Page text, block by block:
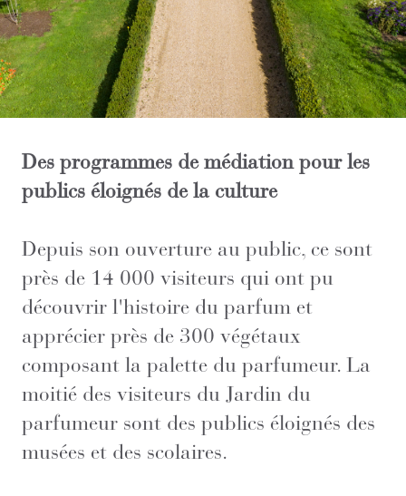
Des programmes de médiation pour les
publics éloignés de la culture
Depuis son ouverture au public, ce sont
près de 14 000 visiteurs qui ont pu
découvrir l'histoire du parfum et
apprécier près de 300 végétaux
composant la palette du parfumeur. La
moitié des visiteurs du Jardin du
parfumeur sont des publics éloignés des
musées et des scolaires.